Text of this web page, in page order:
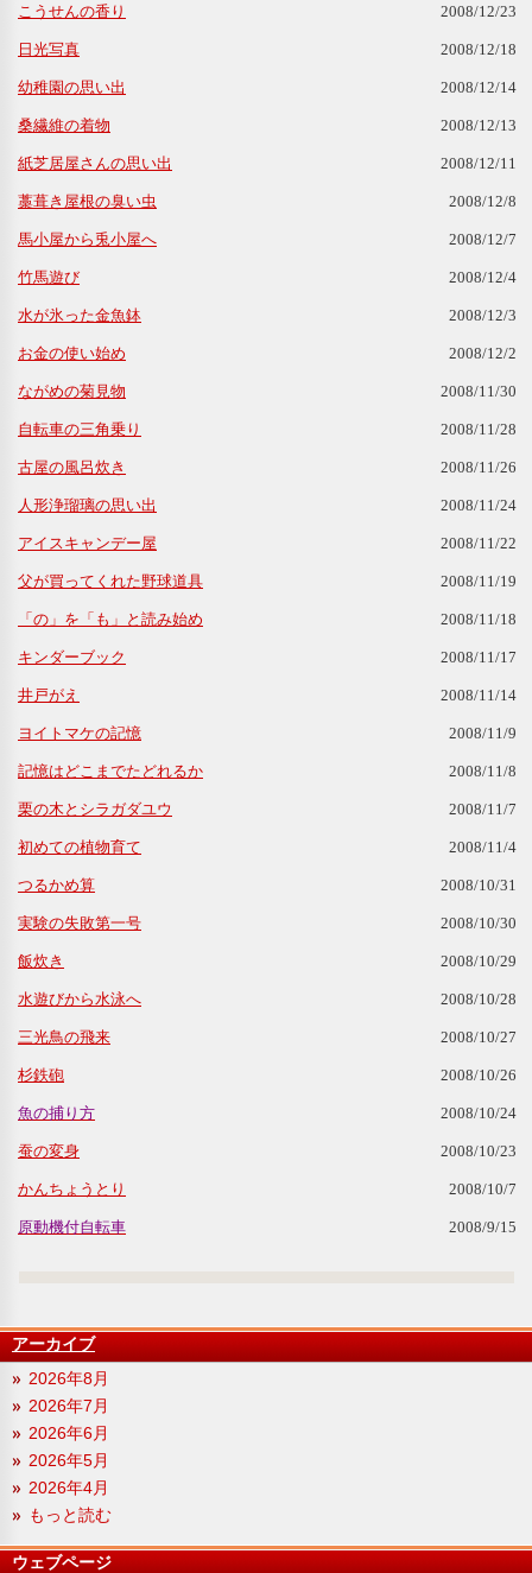
こうせんの香り 2008/12/23
日光写真 2008/12/18
幼稚園の思い出 2008/12/14
桑繊維の着物 2008/12/13
紙芝居屋さんの思い出 2008/12/11
藁葺き屋根の臭い虫 2008/12/8
馬小屋から兎小屋へ 2008/12/7
竹馬遊び 2008/12/4
水が氷った金魚鉢 2008/12/3
お金の使い始め 2008/12/2
ながめの菊見物 2008/11/30
自転車の三角乗り 2008/11/28
古屋の風呂炊き 2008/11/26
人形浄瑠璃の思い出 2008/11/24
アイスキャンデー屋 2008/11/22
父が買ってくれた野球道具 2008/11/19
「の」を「も」と読み始め 2008/11/18
キンダーブック 2008/11/17
井戸がえ 2008/11/14
ヨイトマケの記憶 2008/11/9
記憶はどこまでたどれるか 2008/11/8
栗の木とシラガダユウ 2008/11/7
初めての植物育て 2008/11/4
つるかめ算 2008/10/31
実験の失敗第一号 2008/10/30
飯炊き 2008/10/29
水遊びから水泳へ 2008/10/28
三光鳥の飛来 2008/10/27
杉鉄砲 2008/10/26
魚の捕り方 2008/10/24
蚕の変身 2008/10/23
かんちょうとり 2008/10/7
原動機付自転車 2008/9/15
アーカイブ
2026年8月
2026年7月
2026年6月
2026年5月
2026年4月
もっと読む
ウェブページ